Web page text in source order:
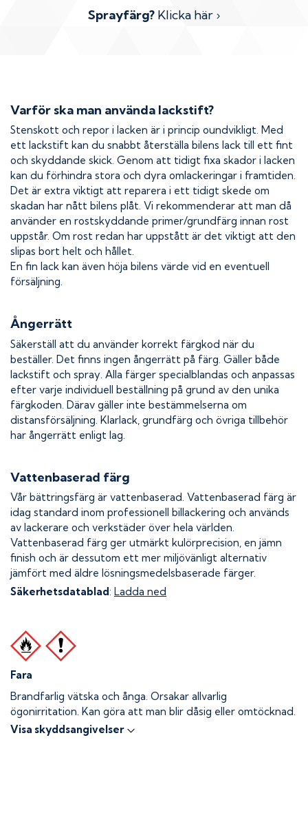
Sprayfärg? Klicka här ›
Varför ska man använda lackstift?
Stenskott och repor i lacken är i princip oundvikligt. Med
ett lackstift kan du snabbt återställa bilens lack till ett fint
och skyddande skick. Genom att tidigt fixa skador i lacken
kan du förhindra stora och dyra omlackeringar i framtiden.
Det är extra viktigt att reparera i ett tidigt skede om
skadan har nått bilens plåt. Vi rekommenderar att man då
använder en rostskyddande primer/grundfärg innan rost
uppstår. Om rost redan har uppstått är det viktigt att den
slipas bort helt och hållet.
En fin lack kan även höja bilens värde vid en eventuell
försäljning.
Ångerrätt
Säkerställ att du använder korrekt färgkod när du
beställer. Det finns ingen ångerrätt på färg. Gäller både
lackstift och spray. Alla färger specialblandas och anpassas
efter varje individuell beställning på grund av den unika
färgkoden. Därav gäller inte bestämmelserna om
distansförsäljning. Klarlack, grundfärg och övriga tillbehör
har ångerrätt enligt lag.
Vattenbaserad färg
Vår bättringsfärg är vattenbaserad. Vattenbaserad färg är
idag standard inom professionell billackering och används
av lackerare och verkstäder över hela världen.
Vattenbaserad färg ger utmärkt kulörprecision, en jämn
finish och är dessutom ett mer miljövänligt alternativ
jämfört med äldre lösningsmedelsbaserade färger.
Säkerhetsdatablad: Ladda ned
Fara
Brandfarlig vätska och ånga. Orsakar allvarlig
ögonirritation. Kan göra att man blir dåsig eller omtöcknad.
Visa skyddsangivelser